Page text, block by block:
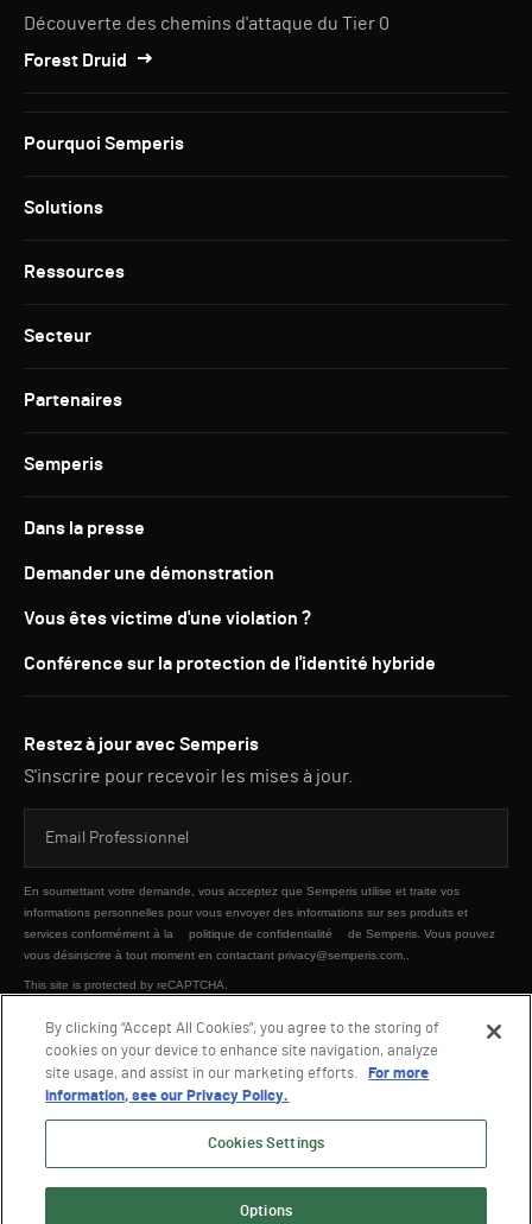
Découverte des chemins d'attaque du Tier 0
Forest Druid
Pourquoi Semperis
Solutions
Ressources
Secteur
Partenaires
Semperis
Dans la presse
Demander une démonstration
Vous êtes victime d'une violation ?
Conférence sur la protection de l'identité hybride
Restez à jour avec Semperis
S'inscrire pour recevoir les mises à jour.
En soumettant votre demande, vous acceptez que Semperis utilise et traite vos
informations personnelles pour vous envoyer des informations sur ses produits et
services conformément à la
politique de confidentialité
de Semperis. Vous pouvez
vous désinscrire à tout moment en contactant privacy@semperis.com..
This site is protected by reCAPTCHA.
ENVOYER
By clicking “Accept All Cookies”, you agree to the storing of
cookies on your device to enhance site navigation, analyze
site usage, and assist in our marketing efforts.
For more
information, see our Privacy Policy.
Cookies Settings
Options